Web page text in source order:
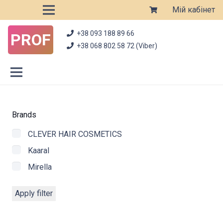
Мій кабінет
PROF
+38 093 188 89 66
+38 068 802 58 72 (Viber)
Brands
CLEVER HAIR COSMETICS
Kaaral
Mirella
Apply filter